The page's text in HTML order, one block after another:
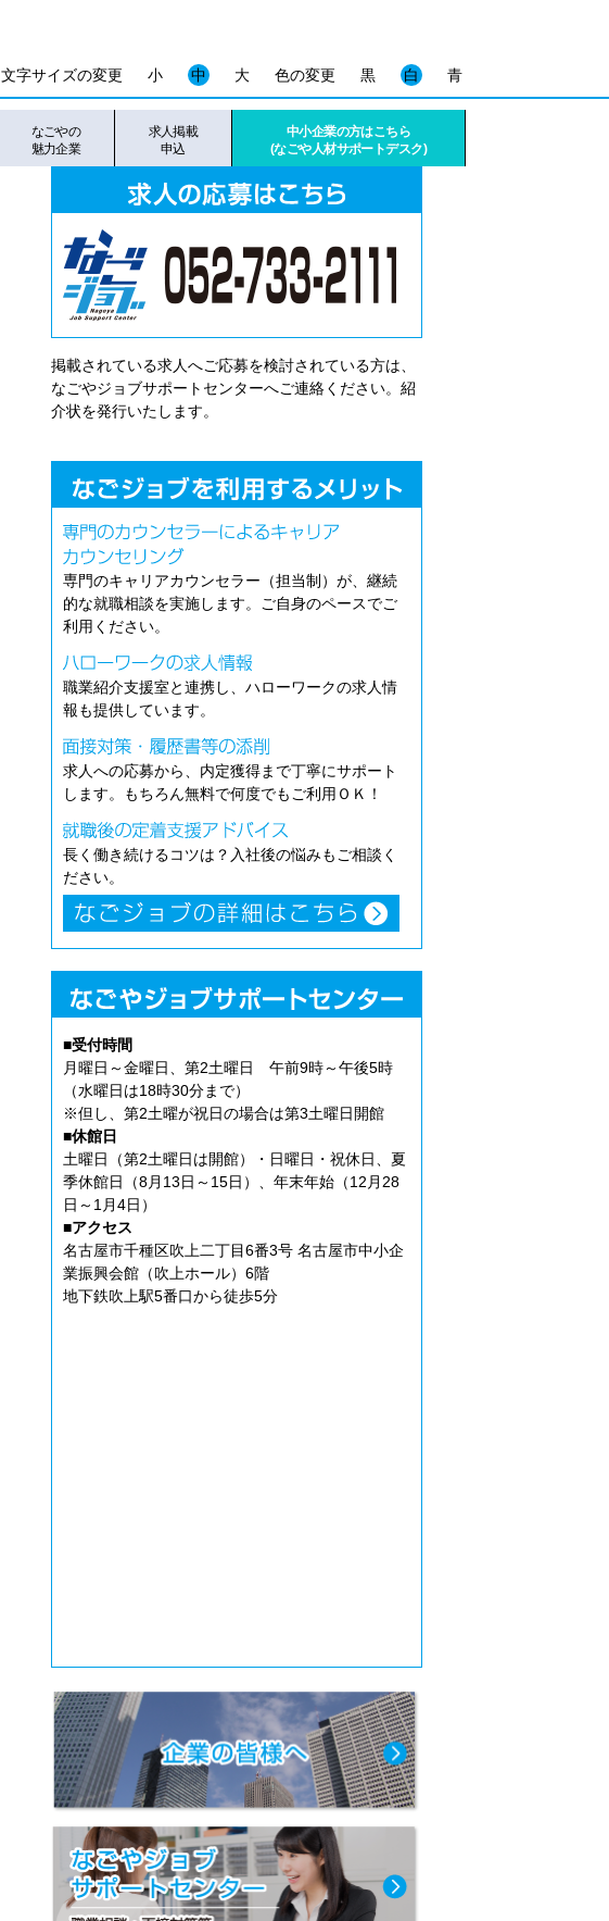
色の変更 黒 白 青
文字サイズの変更 小 中 大
なごやの
魅力企業
求人掲載
申込
中小企業の方はこちら
(なごや人材サポートデスク)
掲載されている求人へご応募を検討されている方は、
なごやジョブサポートセンターへご連絡ください。紹
介状を発行いたします。
専門のキャリアカウンセラー（担当制）が、継続
的な就職相談を実施します。ご自身のペースでご
利用ください。
職業紹介支援室と連携し、ハローワークの求人情
報も提供しています。
求人への応募から、内定獲得まで丁寧にサポート
します。もちろん無料で何度でもご利用ＯＫ！
長く働き続けるコツは？入社後の悩みもご相談く
ださい。
■受付時間
月曜日～金曜日、第2土曜日 午前9時～午後5時
（水曜日は18時30分まで）
※但し、第2土曜が祝日の場合は第3土曜日開館
■休館日
土曜日（第2土曜日は開館）・日曜日・祝休日、夏
季休館日（8月13日～15日）、年末年始（12月28
日～1月4日）
■アクセス
名古屋市千種区吹上二丁目6番3号 名古屋市中小企
業振興会館（吹上ホール）6階
地下鉄吹上駅5番口から徒歩5分